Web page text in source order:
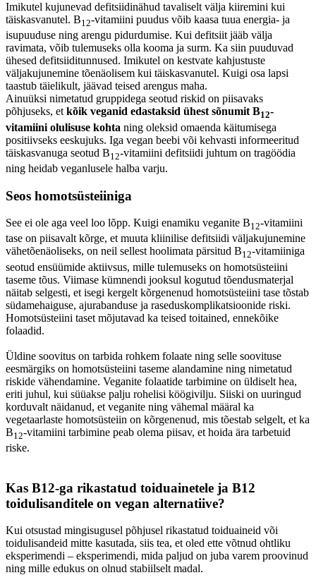
Imikutel kujunevad defitsiidinähud tavaliselt välja kiiremini kui
täiskasvanutel. B12-vitamiini puudus võib kaasa tuua energia- ja
isupuuduse ning arengu pidurdumise. Kui defitsiit jääb välja
ravimata, võib tulemuseks olla kooma ja surm. Ka siin puuduvad
ühesed defitsiiditunnused. Imikutel on kestvate kahjustuste
väljakujunemine tõenäolisem kui täiskasvanutel. Kuigi osa lapsi
taastub täielikult, jäävad teised arengus maha.
Ainuüksi nimetatud gruppidega seotud riskid on piisavaks
põhjuseks, etkõik veganid edastaksid ühest sõnumit B12-
vitamiini olulisuse kohta ning oleksid omaenda käitumisega
positiivseks eeskujuks. Iga vegan beebi või kehvasti informeeritud
täiskasvanuga seotud B12-vitamiini defitsiidi juhtum on tragöödia
ning heidab veganlusele halba varju.
Seos homotsüsteiiniga
See ei ole aga veel loo lõpp. Kuigi enamiku veganite B12-vitamiini
tase on piisavalt kõrge, et muuta kliinilise defitsiidi väljakujunemine
vähetõenäoliseks, on neil sellest hoolimata pärsitud B12-vitamiiniga
seotud ensüümide aktiivsus, mille tulemuseks on homotsüsteiini
taseme tõus. Viimase kümnendi jooksul kogutud tõendusmaterjal
näitab selgesti, et isegi kergelt kõrgenenud homotsüsteiini tase tõstab
südamehaiguse, ajurabanduse ja raseduskomplikatsioonide riski.
Homotsüsteiini taset mõjutavad ka teised toitained, ennekõike
folaadid.
Üldine soovitus on tarbida rohkem folaate ning selle soovituse
eesmärgiks on homotsüsteiini taseme alandamine ning nimetatud
riskide vähendamine. Veganite folaatide tarbimine on üldiselt hea,
eriti juhul, kui süüakse palju rohelisi köögivilju. Siiski on uuringud
korduvalt näidanud, et veganite ning vähemal määral ka
vegetaarlaste homotsüsteiin on kõrgenenud, mis tõestab selgelt, et ka
B12-vitamiini tarbimine peab olema piisav, et hoida ära tarbetuid
riske.
Kas B12-ga rikastatud toiduainetele ja B12
toidulisanditele on vegan alternatiive?
Kui otsustad mingisugusel põhjusel rikastatud toiduaineid või
toidulisandeid mitte kasutada, siis tea, et oled ette võtnud ohtliku
eksperimendi – eksperimendi, mida paljud on juba varem proovinud
ning mille edukus on olnud stabiilselt madal.